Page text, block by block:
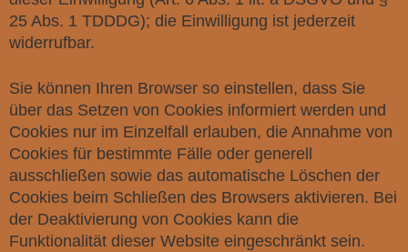
25 Abs. 1 TDDDG); die Einwilligung ist jederzeit
widerrufbar.
Sie können Ihren Browser so einstellen, dass Sie
über das Setzen von Cookies informiert werden und
Cookies nur im Einzelfall erlauben, die Annahme von
Cookies für bestimmte Fälle oder generell
ausschließen sowie das automatische Löschen der
Cookies beim Schließen des Browsers aktivieren. Bei
der Deaktivierung von Cookies kann die
Funktionalität dieser Website eingeschränkt sein.